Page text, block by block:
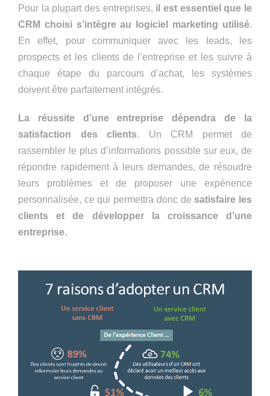
Pour la plupart des entreprises, il est essentiel que le
CRM choisi s’intègre au logiciel marketing utilisé.
En effet, pour communiquer avec les leads, les
prospects et les clients de l’entreprise et les suivre à
chaque étape du parcours d’achat, les systèmes
doivent être parfaitement intégrés.
La réussite d’une entreprise dépendra de la
satisfaction des clients. Un CRM permet de
rassembler le plus d’informations possible sur eux, de
répondre rapidement à leurs demandes, de résoudre
leurs problèmes et de proposer une expérience
personnalisée, ce qui permettra donc de satisfaire les
clients et de développer la croissance d’une
entreprise.